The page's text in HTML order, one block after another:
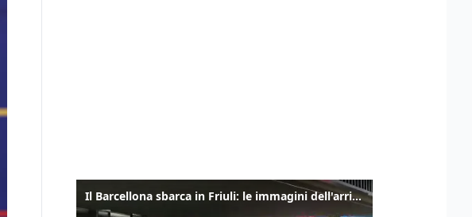
Il Barcellona sbarca in Friuli: le immagini dell'arrivo in albergo